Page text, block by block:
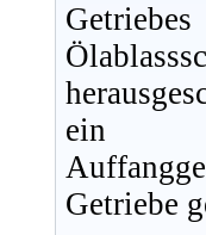
ein
Getriebe